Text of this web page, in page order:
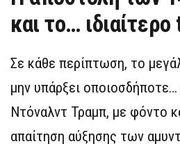
και το…
Σε κάθε περίπτωση, το
μην υπάρξει
Ντόναλντ Τραμπ, με φόντο
απαίτηση αύξησης των